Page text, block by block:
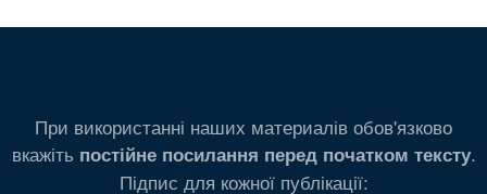
При використанні наших материалів обов'язково
вкажіть постійне посилання перед початком тексту.
Підпис для кожної публікації: